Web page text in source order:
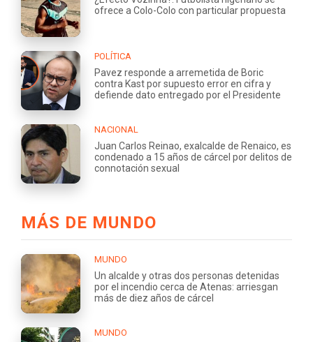
ofrece a Colo-Colo con particular propuesta
POLÍTICA
Pavez responde a arremetida de Boric
contra Kast por supuesto error en cifra y
defiende dato entregado por el Presidente
NACIONAL
Juan Carlos Reinao, exalcalde de Renaico, es
condenado a 15 años de cárcel por delitos de
connotación sexual
MÁS DE MUNDO
MUNDO
Un alcalde y otras dos personas detenidas
por el incendio cerca de Atenas: arriesgan
más de diez años de cárcel
MUNDO